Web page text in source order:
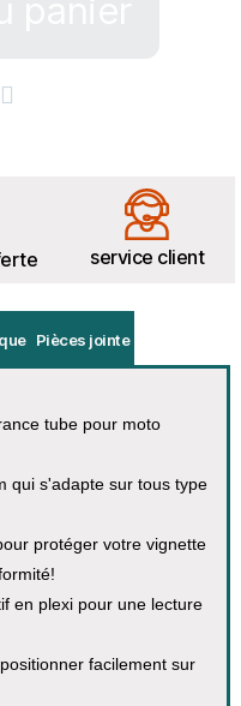

service client
Pièces jointe
tube pour moto
qui s'adapte sur tous type
protéger votre vignette
en plexi pour une lecture
facilement sur